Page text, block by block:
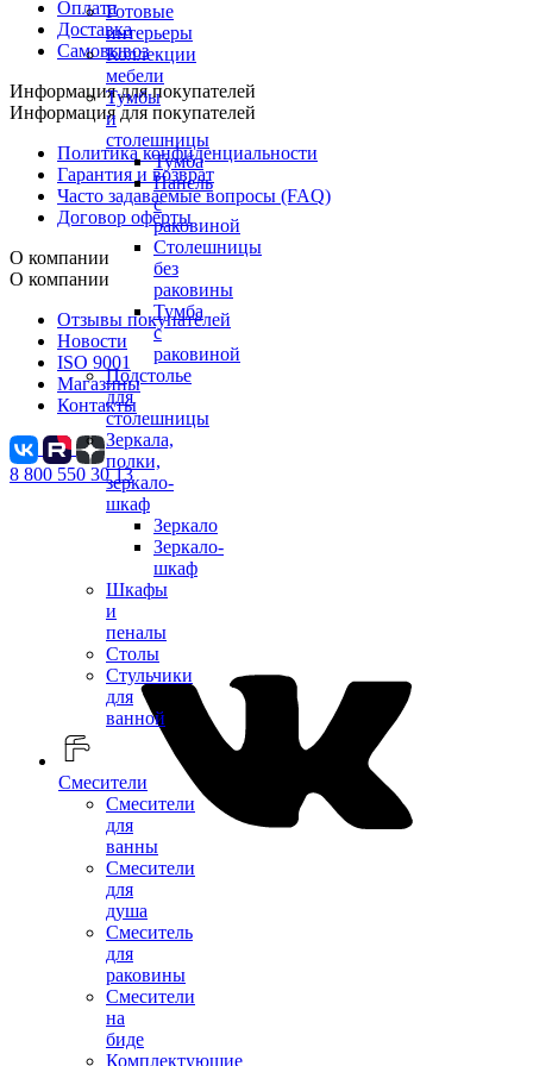
Готовые
интерьеры
Коллекции
мебели
Тумбы
и
столешницы
Тумба
Панель
с
раковиной
Столешницы
без
раковины
Тумба
с
раковиной
Подстолье
для
столешницы
Зеркала,
полки,
зеркало-
шкаф
Зеркало
Зеркало-
шкаф
Шкафы
и
пеналы
Столы
Стульчики
для
ванной
Смесители
Смесители
для
ванны
Смесители
для
душа
Смеситель
для
раковины
Смесители
на
биде
Комплектующие
Оплата
Доставка
Самовывоз
Информация для покупателей
Информация для покупателей
Политика конфиденциальности
Гарантия и возврат
Часто задаваемые вопросы (FAQ)
Договор оферты
О компании
О компании
Отзывы покупателей
Новости
ISO 9001
Магазины
Контакты
8 800 550 30 13